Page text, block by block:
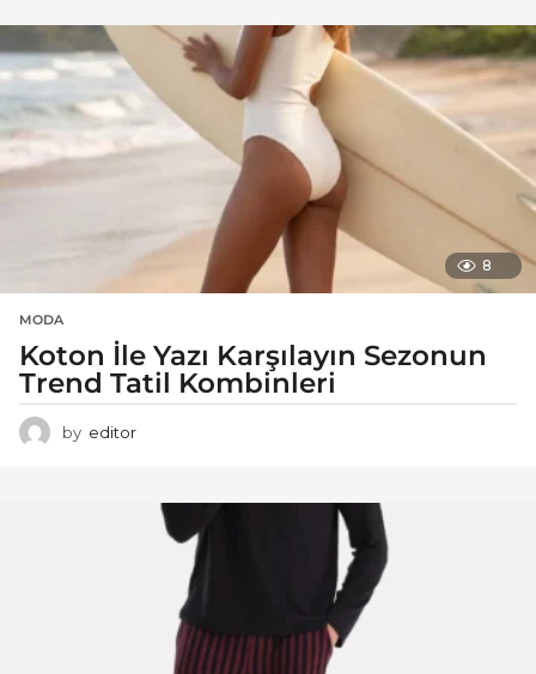
8
MODA
Koton İle Yazı Karşılayın Sezonun
Trend Tatil Kombinleri
by editor